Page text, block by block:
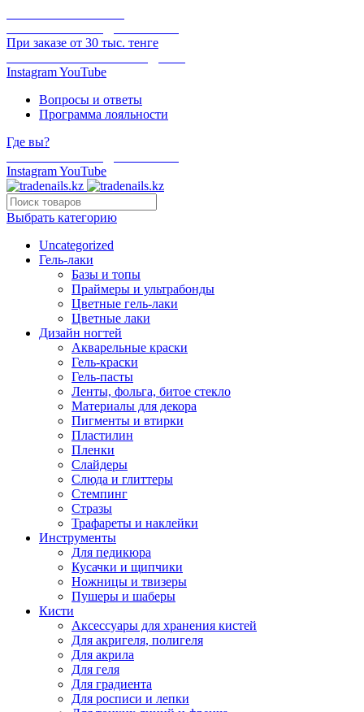
При заказе от 30 тыс. тенге
InstagramYouTube
Вопросы и ответы
Программа лояльности
Где вы?
InstagramYouTube
Выбрать категорию
Uncategorized
Гель-лаки
Базы и топы
Праймеры и ультрабонды
Цветные гель-лаки
Цветные лаки
Дизайн ногтей
Акварельные краски
Гель-краски
Гель-пасты
Ленты, фольга, битое стекло
Материалы для декора
Пигменты и втирки
Пластилин
Пленки
Слайдеры
Слюда и глиттеры
Стемпинг
Стразы
Трафареты и наклейки
Инструменты
Для педикюра
Кусачки и щипчики
Ножницы и твизеры
Пушеры и шаберы
Кисти
Аксессуары для хранения кистей
Для акригеля, полигеля
Для акрила
Для геля
Для градиента
Для росписи и лепки